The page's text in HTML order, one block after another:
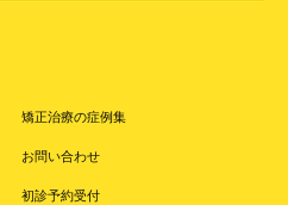
矯正治療の症例集
お問い合わせ
初診予約受付